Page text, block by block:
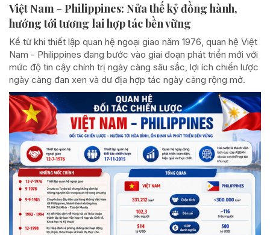
với nguy cơ đổ vỡ.
Việt Nam - Philippines: Nửa thế kỷ đồng hành,
hướng tới tương lai hợp tác bền vững
Kể từ khi thiết lập quan hệ ngoại giao năm 1976, quan hệ Việt
Nam - Philippines đang bước vào giai đoạn phát triển mới với
mức độ tin cậy chính trị ngày càng sâu sắc, lợi ích chiến lược
ngày càng đan xen và dư địa hợp tác ngày càng rộng mở.